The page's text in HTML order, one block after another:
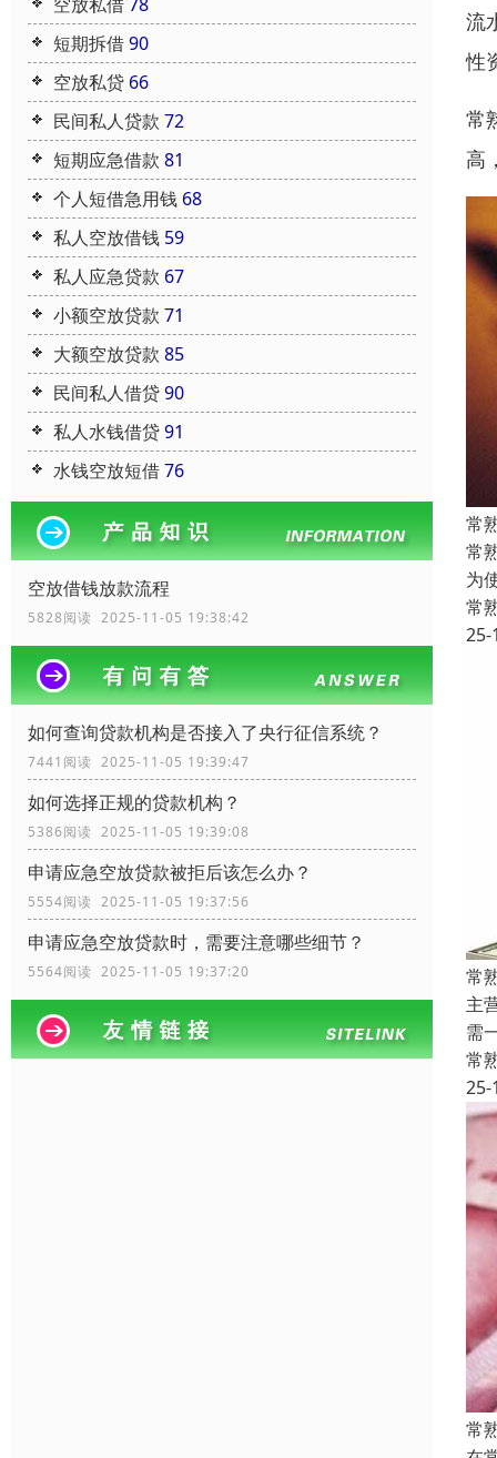
空放私借78
短期拆借90
空放私贷 66
民间私人贷款 72
短期应急借款 81
个人短借急用钱 68
私人空放借钱 59
私人应急贷款 67
小额空放贷款 71
大额空放贷款 85
民间私人借贷90
私人水钱借贷91
水钱空放短借76
空放借钱放款流程
5828阅读 2025-11-05 19:38:42
如何查询贷款机构是否接入了央行征信系统？
7441阅读 2025-11-05 19:39:47
如何选择正规的贷款机构？
5386阅读 2025-11-05 19:39:08
申请应急空放贷款被拒后该怎么办？
5554阅读 2025-11-05 19:37:56
申请应急空放贷款时，需要注意哪些细节？
5564阅读 2025-11-05 19:37:20
流
性
常
高
常
常
为
常
25-
常
主
需
常
25-
常